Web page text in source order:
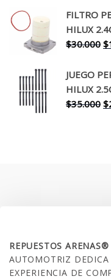
FILTRO
HILUX
$30.000 El
$
JUEGO
HILUX
$35.000 El
$
REPUESTOS
AUTOMOTRIZ DEDICA
EXPERIENCIA DE